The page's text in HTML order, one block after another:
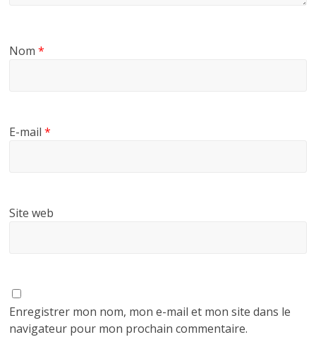
Nom*
E-mail*
Site web
Enregistrer mon nom, mon e-mail et mon site dans le
navigateur pour mon prochain commentaire.